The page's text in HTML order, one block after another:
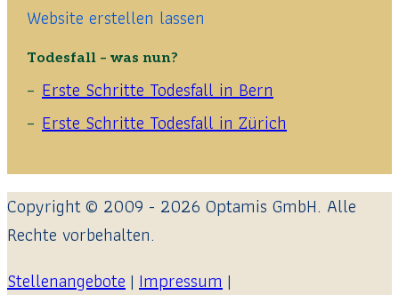
Website erstellen lassen
Todesfall – was nun?
Erste Schritte Todesfall in Bern
Erste Schritte Todesfall in Zürich
Copyright © 2009 - 2026 Optamis GmbH. Alle
Rechte vorbehalten.
Stellenangebote| Impressum|